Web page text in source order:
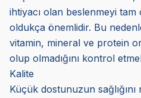
ihtiyacı olan beslenmeyi tam
oldukça önemlidir. Bu
vitamin, mineral ve protein
olup olmadığını kontrol
Kalite
Küçük dostunuzun